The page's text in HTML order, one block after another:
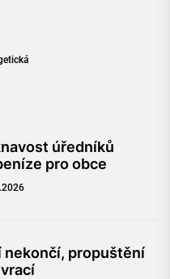
úředníků
pro obce
nekončí, propuštění